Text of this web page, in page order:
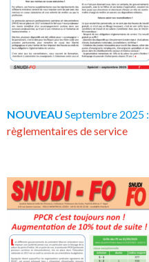
NOUVEAU Septembre 2025 :
règlementaires de service